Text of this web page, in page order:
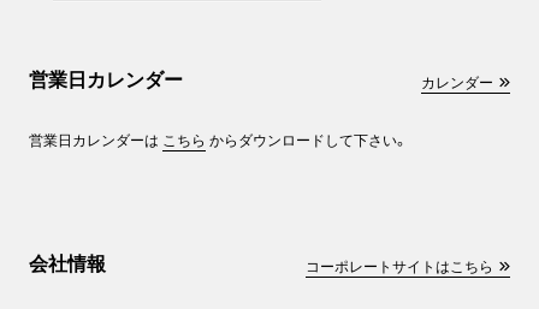
営業日カレンダー カレンダー
営業日カレンダーは こちら からダウンロードして下さい。
会社情報 コーポレートサイトはこちら